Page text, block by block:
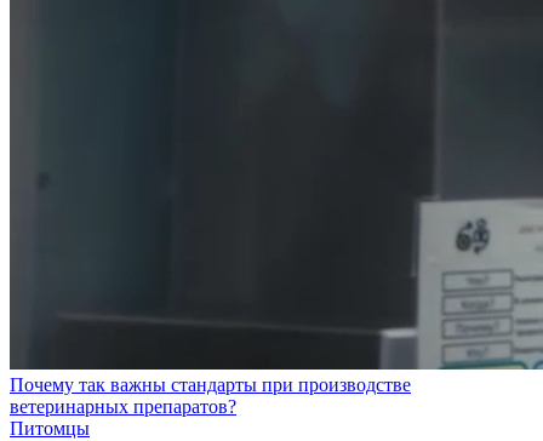
Почему так важны стандарты при производстве
ветеринарных препаратов?
Питомцы